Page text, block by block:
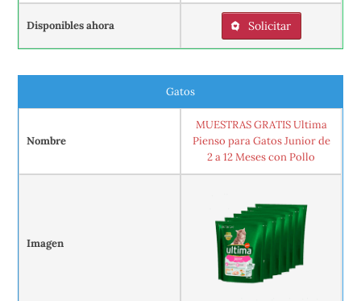
Disponibles ahora Solicitar
Gatos
Nombre
MUESTRAS GRATIS Ultima
Pienso para Gatos Junior de
2 a 12 Meses con Pollo
Imagen